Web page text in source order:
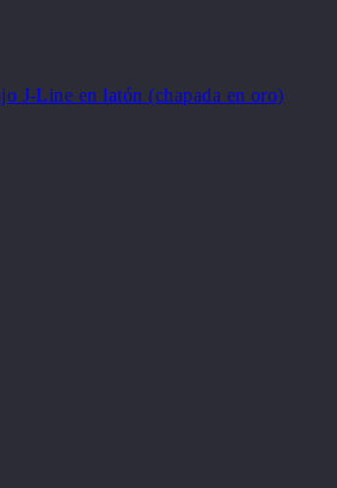
J-Line en latón (chapada en oro)